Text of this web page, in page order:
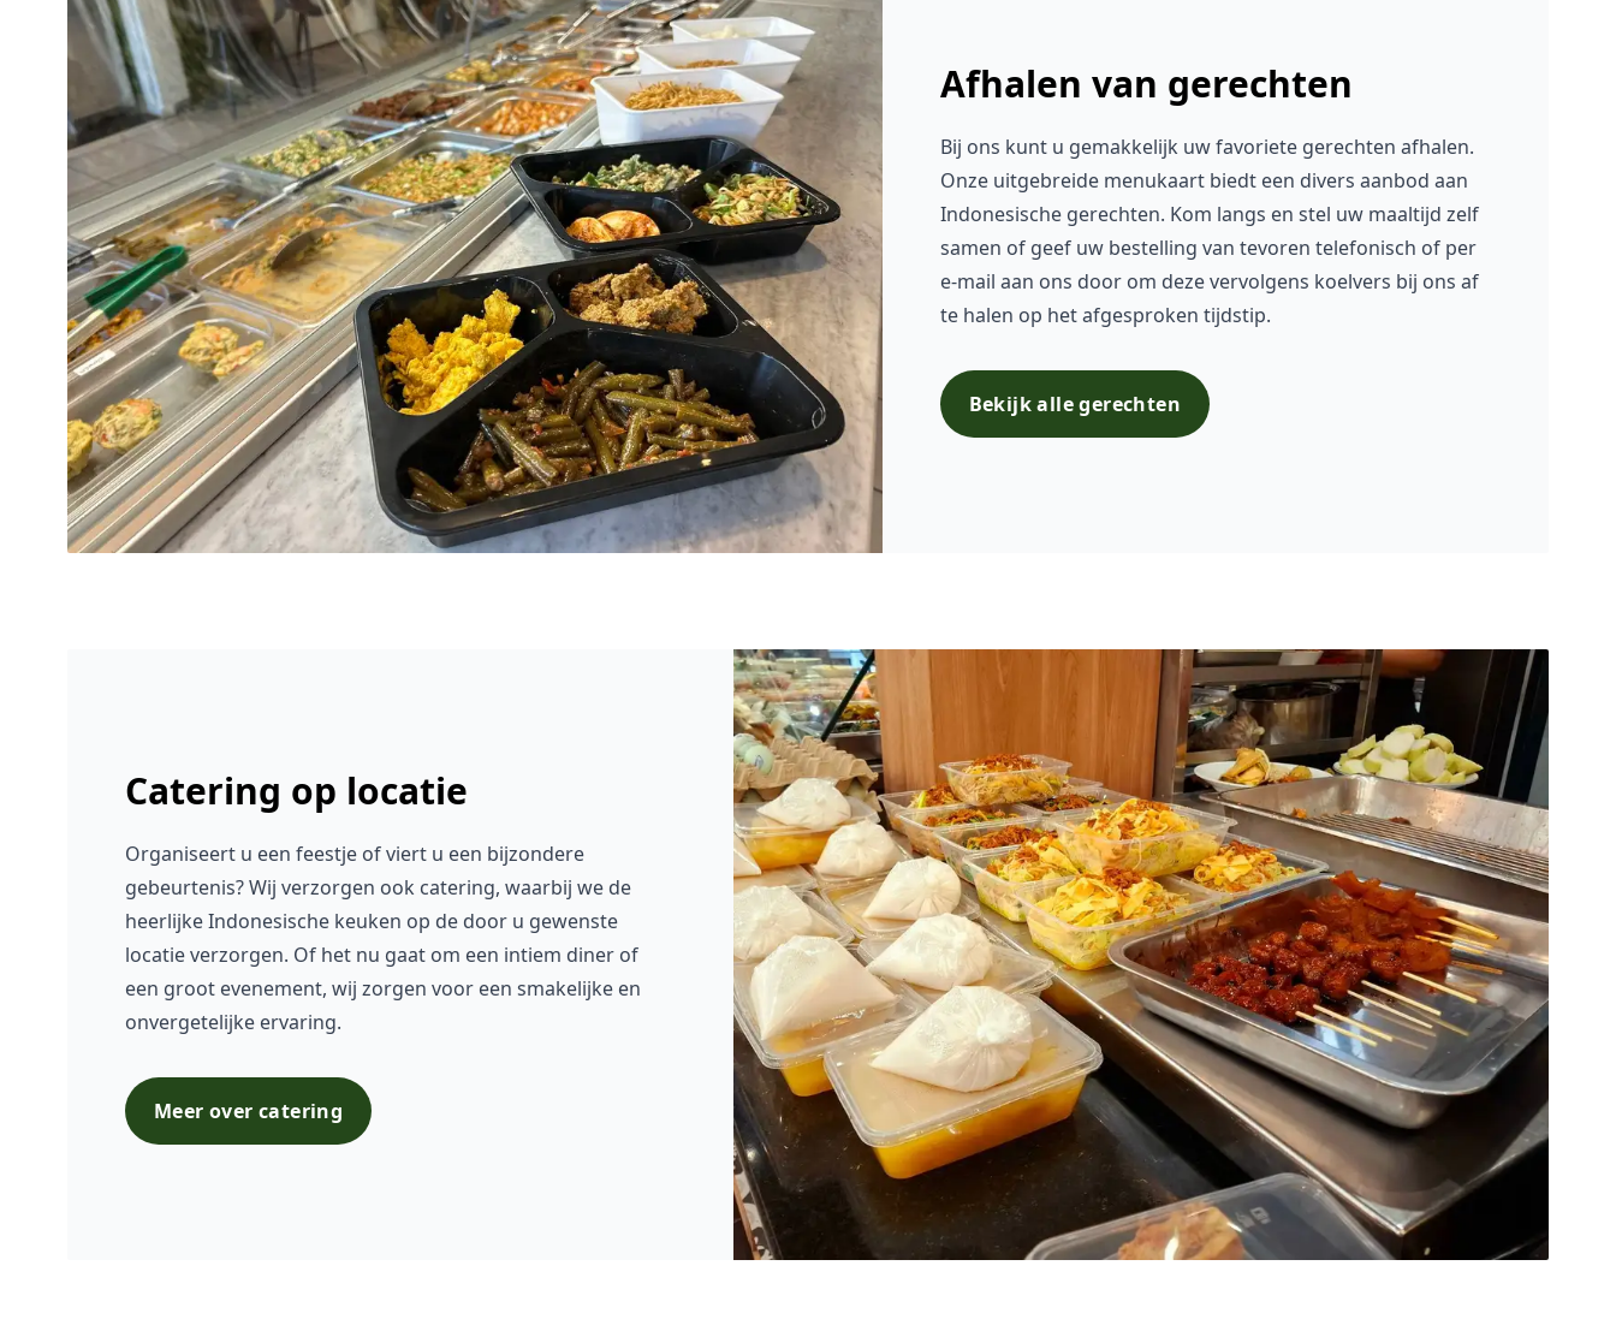
Afhalen van gerechten
Bij ons kunt u gemakkelijk uw favoriete gerechten afhalen.
Onze uitgebreide menukaart biedt een divers aanbod aan
Indonesische gerechten. Kom langs en stel uw maaltijd zelf
samen of geef uw bestelling van tevoren telefonisch of per
e-mail aan ons door om deze vervolgens koelvers bij ons af
te halen op het afgesproken tijdstip.
Bekijk alle gerechten
Catering op locatie
Organiseert u een feestje of viert u een bijzondere
gebeurtenis? Wij verzorgen ook catering, waarbij we de
heerlijke Indonesische keuken op de door u gewenste
locatie verzorgen. Of het nu gaat om een intiem diner of
een groot evenement, wij zorgen voor een smakelijke en
onvergetelijke ervaring.
Meer over catering